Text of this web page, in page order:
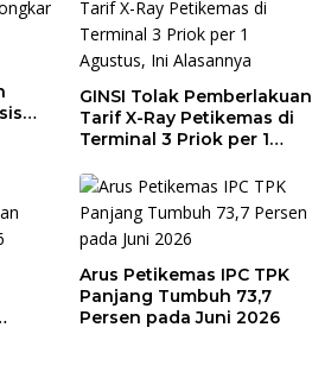
GINSI Tolak Pemberlakuan
Tarif X-Ray Petikemas di
Terminal 3 Priok per 1
Arus Petikemas IPC TPK
Panjang Tumbuh 73,7
Persen pada Juni 2026